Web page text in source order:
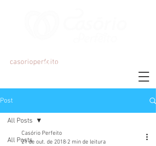
casorioperfeitoMariana Martins
Post
All Posts
All Posts
Casório Perfeito
21 de out. de 2018 2 min de leitura